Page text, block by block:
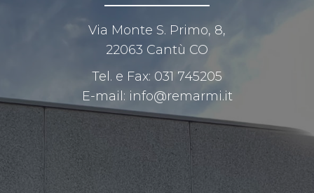
Via Monte S. Primo, 8,
22063 Cantù CO
Tel. e Fax: 031 745205
E-mail: info@remarmi.it